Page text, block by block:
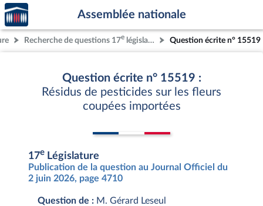
Aller au contenu
Aller en bas de la page
Accèder
à la
page
d'accueil
Assemblée nationale
Recherche de questions 17e législature Question écrite n° 15519
Question écrite n° 15519 :
Résidus de pesticides sur les fleurs
coupées importées
17e Législature
Publication de la question au Journal Officiel du
2 juin 2026, page 4710
Question de : M. Gérard Leseul